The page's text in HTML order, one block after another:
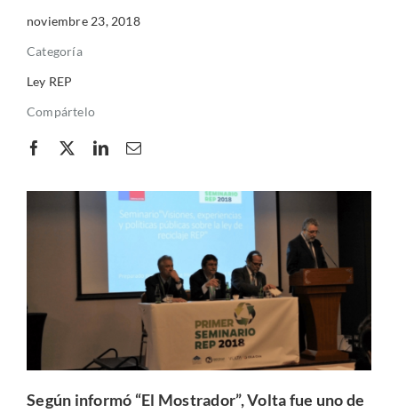
Economía Circular
Productos
noviembre 23, 2018
Categoría
Ley REP
Compártelo
Según informó “El Mostrador”, Volta fue uno de